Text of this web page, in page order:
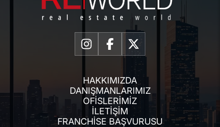
HAKKIMIZDA
DANIŞMANLARIMIZ
OFISLERIMIZ
İLETIŞIM
FRANCHISE BAŞVURUSU